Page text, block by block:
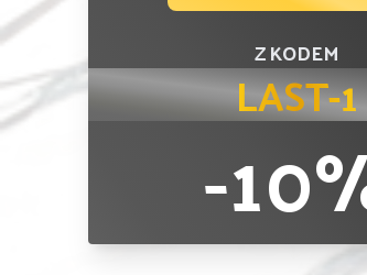
Z KODEM
LAST-1
-